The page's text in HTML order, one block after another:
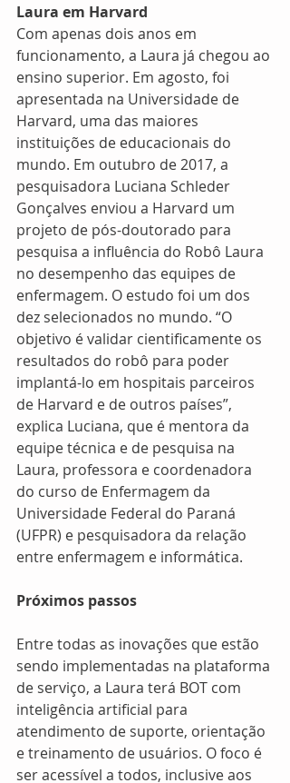
Laura em Harvard
Com apenas dois anos em
funcionamento, a Laura já chegou ao
ensino superior. Em agosto, foi
apresentada na Universidade de
Harvard, uma das maiores
instituições de educacionais do
mundo. Em outubro de 2017, a
pesquisadora Luciana Schleder
Gonçalves enviou a Harvard um
projeto de pós-doutorado para
pesquisa a influência do Robô Laura
no desempenho das equipes de
enfermagem. O estudo foi um dos
dez selecionados no mundo. “O
objetivo é validar cientificamente os
resultados do robô para poder
implantá-lo em hospitais parceiros
de Harvard e de outros países”,
explica Luciana, que é mentora da
equipe técnica e de pesquisa na
Laura, professora e coordenadora
do curso de Enfermagem da
Universidade Federal do Paraná
(UFPR) e pesquisadora da relação
entre enfermagem e informática.
Próximos passos
Entre todas as inovações que estão
sendo implementadas na plataforma
de serviço, a Laura terá BOT com
inteligência artificial para
atendimento de suporte, orientação
e treinamento de usuários. O foco é
ser acessível a todos, inclusive aos